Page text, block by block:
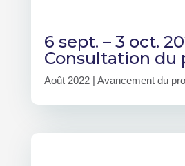
6 sept. – 3 oct.
Consultation du
Août 2022| Avancement du